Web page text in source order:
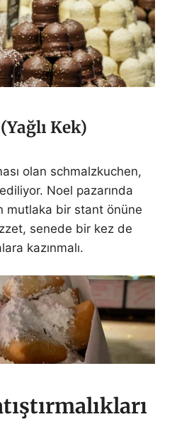
Kek)
olan schmalzkuchen,
Noel pazarında
mutlaka bir stant önüne
senede bir kez de
kazınmalı.